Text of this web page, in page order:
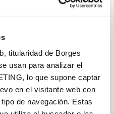
titularidad de Borges
usan para analizar el
lo que supone captar
en el visitante web con
de navegación. Estas
OLIVOVÝ OLEJ
na obale, sceďte a